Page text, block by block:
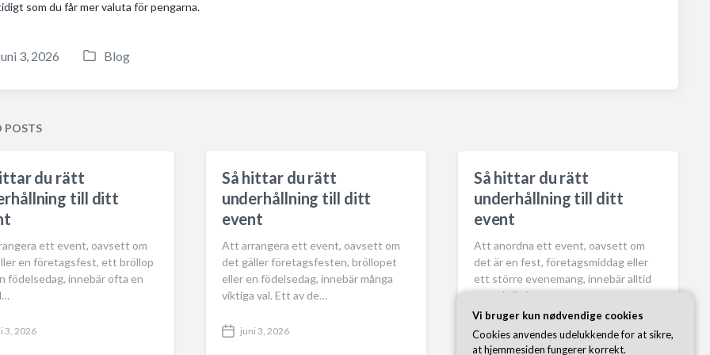
som du får mer valuta för pengarna.
3, 2026
P
i
Blog
POSTS
du rätt
till ditt
ett event, oavsett om
en företagsfest, ett bröllop
födelsedag, innebär ofta en
3, 2026
Så hittar du rätt
underhållning till ditt
event
Att arrangera ett event, oavsett om
det gäller företagsfesten, bröllopet
eller en födelsedag, innebär många
viktiga val. Ett av de…
P
juni 3, 2026
Så hittar du rätt
underhållning till ditt
event
Att anordna ett event, oavsett om
det är en fest, företagsmiddag eller
ett större evenemang, innebär alltid
en rad viktiga…
P
o
juni 3, 2026
Vi bruger kun nødvendige cookies
Cookies anvendes udelukkende for at sikre,
at hjemmesiden fungerer korrekt.